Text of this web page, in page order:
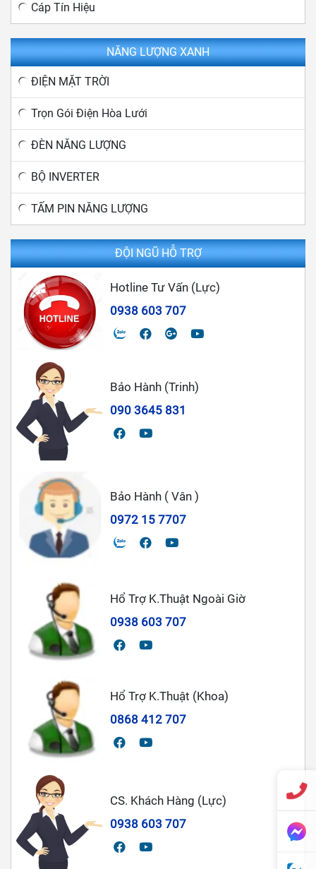
Cáp Tín Hiệu
NĂNG LƯỢNG XANH
ĐIỆN MẶT TRỜI
Trọn Gói Điện Hòa Lưới
ĐÈN NĂNG LƯỢNG
BỘ INVERTER
TẤM PIN NĂNG LƯỢNG
ĐỘI NGŨ HỖ TRỢ
Hotline Tư Vấn (Lực)
0938 603 707
Bảo Hành (Trinh)
090 3645 831
Bảo Hành ( Vân )
0972 15 7707
Hổ Trợ K.Thuật Ngoài Giờ
0938 603 707
Hổ Trợ K.Thuật (Khoa)
0868 412 707
CS. Khách Hàng (Lực)
0938 603 707